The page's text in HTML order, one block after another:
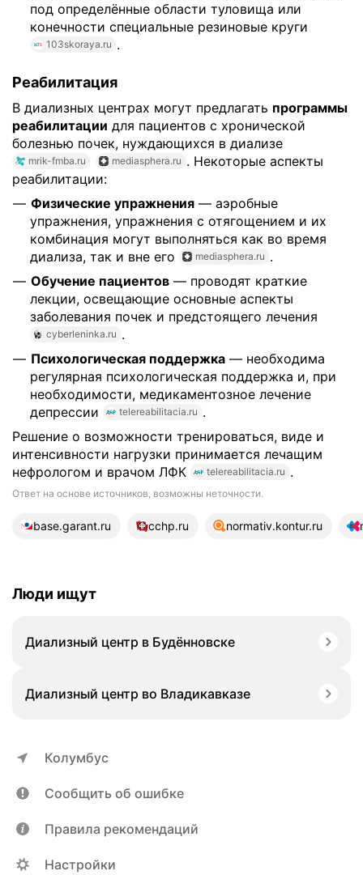
под определённые области туловища или
конечности специальные резиновые круги
103skoraya.ru .
Реабилитация
В диализных центрах могут предлагать программы
реабилитации для пациентов с хронической
болезнью почек, нуждающихся в диализе
mrik-fmba.ru mediasphera.ru . Некоторые аспекты
реабилитации:
Физические упражнения — аэробные
упражнения, упражнения с отягощением и их
комбинация могут выполняться как во время
диализа, так и вне его
mediasphera.ru .
Обучение пациентов — проводят краткие
лекции, освещающие основные аспекты
заболевания почек и предстоящего лечения
cyberleninka.ru .
Психологическая поддержка — необходима
регулярная психологическая поддержка и, при
необходимости, медикаментозное лечение
депрессии
telereabilitacia.ru .
Решение о возможности тренироваться, виде и
интенсивности нагрузки принимается лечащим
нефрологом и врачом ЛФК
telereabilitacia.ru .
Ответ на основе источников, возможны неточности.
25 источников
base.garant.ru cchp.ru normativ.kontur.ru
Люди ищут
Диализный центр в Будённовске
Диализный центр во Владикавказе
Колумбус
Сообщить об ошибке
Правила рекомендаций
Настройки